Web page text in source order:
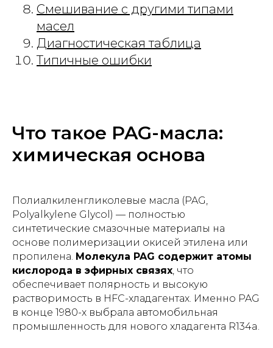
Смешивание с другими типами
масел
Диагностическая таблица
Типичные ошибки
Что такое PAG-масла:
химическая основа
Полиалкиленгликолевые масла (PAG,
Polyalkylene Glycol) — полностью
синтетические смазочные материалы на
основе полимеризации окисей этилена или
пропилена. Молекула PAG содержит атомы
кислорода в эфирных связях, что
обеспечивает полярность и высокую
растворимость в HFC-хладагентах. Именно PAG
в конце 1980-х выбрала автомобильная
промышленность для нового хладагента R134a.